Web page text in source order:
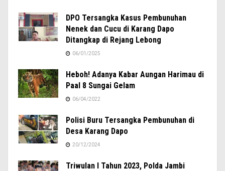
DPO Tersangka Kasus Pembunuhan
Nenek dan Cucu di Karang Dapo
Ditangkap di Rejang Lebong
06/01/2025
Heboh! Adanya Kabar Aungan Harimau di
Paal 8 Sungai Gelam
06/04/2022
Polisi Buru Tersangka Pembunuhan di
Desa Karang Dapo
20/12/2024
Triwulan I Tahun 2023, Polda Jambi